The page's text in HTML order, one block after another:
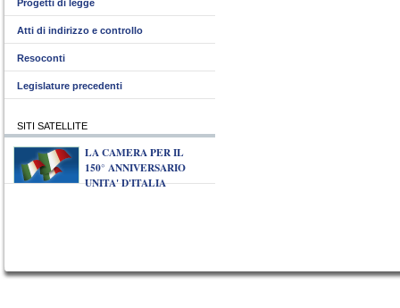
Progetti di legge
Atti di indirizzo e controllo
Resoconti
Legislature precedenti
SITI SATELLITE
LA CAMERA PER IL
150° ANNIVERSARIO
UNITA' D'ITALIA